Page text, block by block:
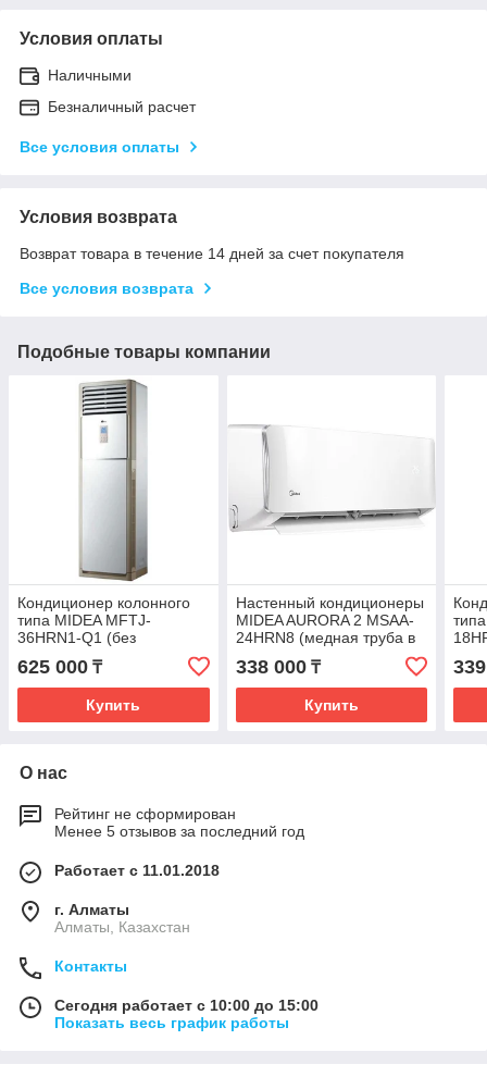
Условия оплаты
Наличными
Безналичный расчет
Все условия оплаты
Условия возврата
Возврат товара в течение 14 дней за счет покупателя
Все условия возврата
Подобные товары компании
Кондиционер колонного
типа MIDEA MFTJ-
36HRN1-Q1 (без
инсталяции)
625 000 ₸
Купить
Настенный кондиционеры
MIDEA AURORA 2 MSAA-
24HRN8 (медная труба в
комплекте)
338 000₸
Купить
О нас
Рейтинг не сформирован
Менее 5 отзывов за последний год
Работает с 11.01.2018
г. Алматы
Алматы, Казахстан
Контакты
Сегодня работает с 10:00 до 15:00
Показать весь график работы